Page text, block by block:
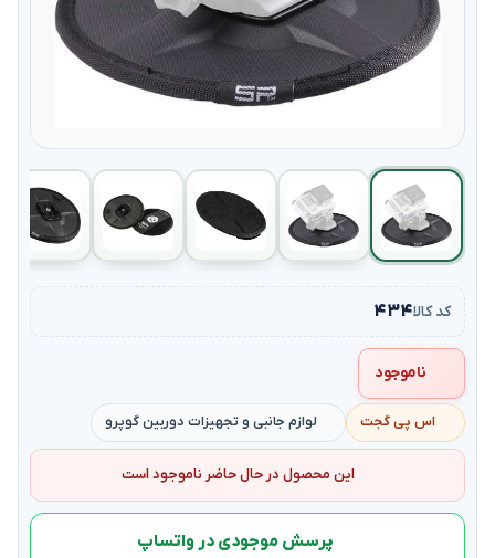
کد کالا۴۳۴
ناموجود
اس پی گجت لوازم جانبی و تجهیزات دوربین گوپرو
این محصول در حال حاضر ناموجود است
پرسش موجودی در واتساپ